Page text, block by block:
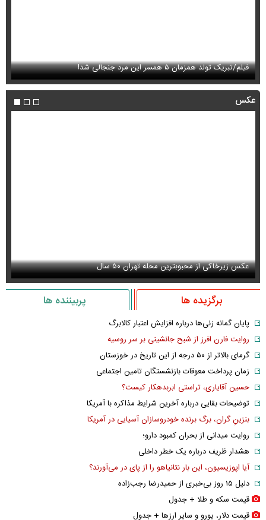
فیلم/تبریک تولد همزمان ۵ همسر این مرد جنجالی شد!
عکس
عکس زیرخاکی از محبوبترین محله تهران ۵۰ سال
برگزیده ها پربیننده ها
پایان گمانه زنی‌ها درباره افزایش اعتبار کالابرگ
روایت فارن افرز از شبح جانشینی بر سر روسیه
گرمای بالاتر از ۵۰ درجه از این تاریخ در خوزستان
زمان پرداخت معوقات بازنشستگان تامین اجتماعی
حسین آقایاری، تراستی ابربدهکار کیست؟
توضیحات بقایی درباره آخرین شرایط مذاکره با آمریکا
بنزینِ گران، برگ برنده خودروسازان آسیایی در آمریکا
روایت میدانی از بحران کمبود دارو؛
هشدار ظریف درباره یک خطر داخلی
آیا اپوزیسیون، این بار نتانیاهو را از پای در می‌آورند؟
دلیل ۱۵ روز بی‌خبری از حمیدرضا رجب‌زاده
قیمت سکه و طلا + جدول